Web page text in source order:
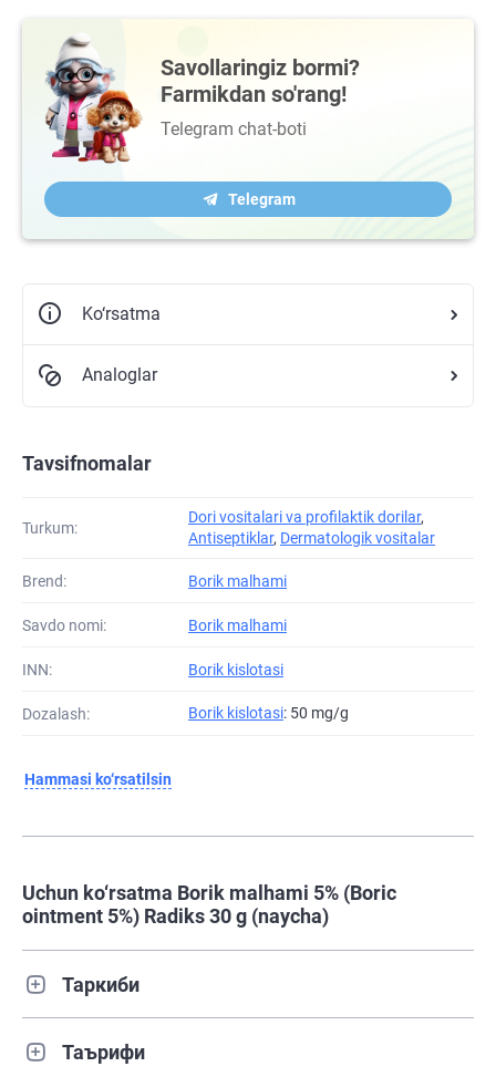
Savollaringiz bormi?
Farmikdan so'rang!
Telegram chat-boti
Telegram
Ko‘rsatma
Analoglar
Tavsifnomalar
Turkum:
Dori vositalari va profilaktik dorilar,
Antiseptiklar, Dermatologik vositalar
Brend: Borik malhami
Savdo nomi: Borik malhami
INN: Borik kislotasi
Dozalash: Borik kislotasi: 50 mg/g
Hammasi ko‘rsatilsin
Uchun ko‘rsatma Borik malhami 5% (Boric
ointment 5%) Radiks 30 g (naycha)
Таркиби
Таърифи